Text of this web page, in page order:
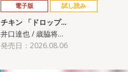
電子版 試し読み
チキン 「ドロップ…
井口達也 / 歳脇将…
発売日：2026.08.06